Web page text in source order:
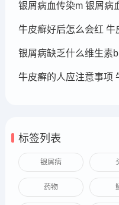
银屑病血传染m 银屑病
牛皮癣好后怎么会红
牛皮癣的人应注意事项
标签列表
银屑病
药物